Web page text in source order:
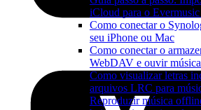
iCloud para o
Como conectar o
seu iPhone ou Mac
Como conectar o
WebDAV e ouvir
Como visualizar letras
arquivos LRC para
Reproduzir música